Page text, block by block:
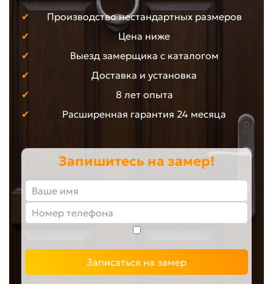
Производство нестандартных размеров
Цена ниже
Выезд замерщика с каталогом
Доставка и установка
8 лет опыта
Расширенная гарантия 24 месяца
Запишитесь на замер!
Записаться на замер